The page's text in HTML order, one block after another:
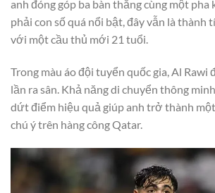
anh đóng góp ba bàn thắng cùng một pha
phải con số quá nổi bật, đây vẫn là thành
với một cầu thủ mới 21 tuổi.
Trong màu áo đội tuyển quốc gia, Al Rawi
lần ra sân. Khả năng di chuyển thông
dứt điểm hiệu quả giúp anh trở thành
chú ý trên hàng công Qatar.